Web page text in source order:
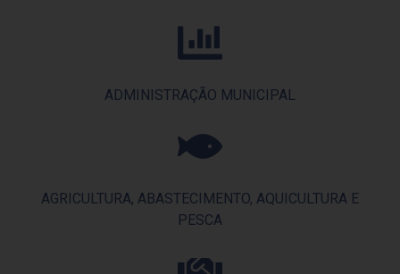
ADMINISTRAÇÃO MUNICIPAL
AGRICULTURA, ABASTECIMENTO, AQUICULTURA E
PESCA